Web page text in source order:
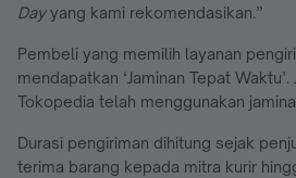
Dayyang kami rekomendasikan.”
Pembeli yang memilih layanan
mendapatkan ‘Jaminan Tepat
Tokopedia telah menggunakan
Durasi pengiriman dihitung sejak
terima barang kepada mitra kurir